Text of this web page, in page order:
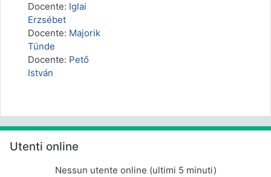
Docente: Iglai
Erzsébet
Docente: Majorik
Tünde
Docente: Pető
István
Salta Utenti online
Utenti online
Nessun utente online (ultimi 5 minuti)